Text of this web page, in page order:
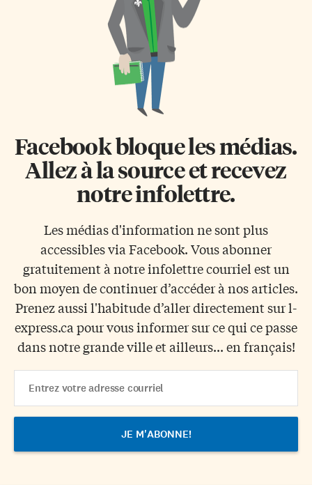
Facebook bloque les médias.
Allez à la source et recevez
notre infolettre.
Les médias d'information ne sont plus
accessibles via Facebook. Vous abonner
gratuitement à notre infolettre courriel est un
bon moyen de continuer d’accéder à nos articles.
Prenez aussi l'habitude d’aller directement sur l-
express.ca pour vous informer sur ce qui ce passe
dans notre grande ville et ailleurs... en français!
Address